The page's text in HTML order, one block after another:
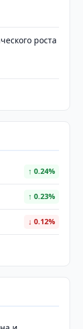
роста
↑ 0.24%
↑ 0.23%
↓ 0.12%